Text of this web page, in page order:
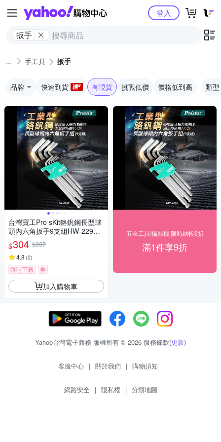
Yahoo購物中心
扳手
登入
手工具 扳手
品牌 快速到貨 有現貨 挑戰低價 價格低到高 類型
台灣寶工Pro sKit鉻釩鋼長型球
頭內六角扳手9支組HW-229B
(德國GS認証)內六角板手內6角
板手球頭扳手
$304 $337
4.8 (2)
限時下殺 券
加入購物車
五金工具/攝影機 限時結帳9折
滿1件享9折
Yahoo台灣電子商務 版權所有 © 2026 服務條款(更新)
客服中心 | 關於我們 | 購物須知
網路安全 | 隱私權 | 分類地圖